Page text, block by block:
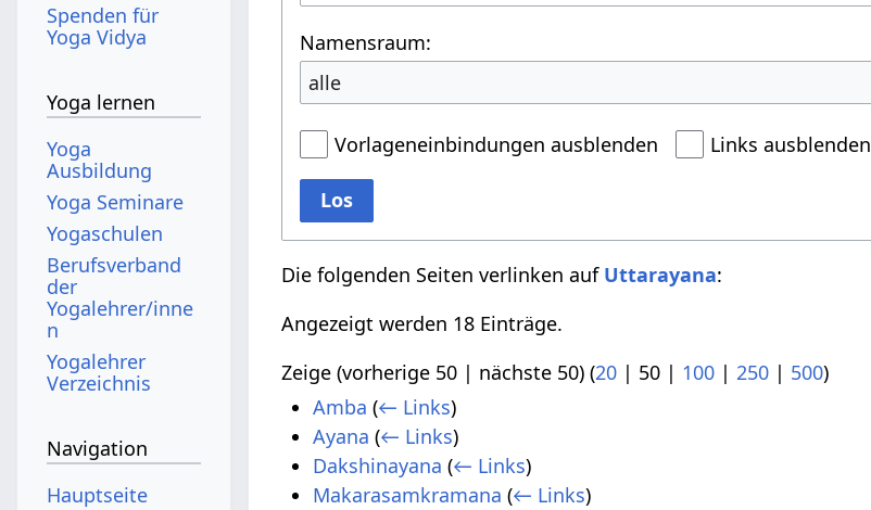
Namensraum:
alle
Vorlageneinbindungen ausblenden Links ausblenden
Los
Die folgenden Seiten verlinken auf Uttarayana:
Angezeigt werden 18 Einträge.
Zeige (vorherige 50 | nächste 50) (20 | 50 | 100 |250 | 500)
Amba (← Links)
Ayana (← Links)
Dakshinayana (← Links)
Makarasamkramana (← Links)
Spenden für
Yoga Vidya
Yoga lernen
Yoga
Ausbildung
Yoga Seminare
Yogaschulen
Berufsverband
der
Yogalehrer/inne
n
Yogalehrer
Verzeichnis
Navigation
Hauptseite